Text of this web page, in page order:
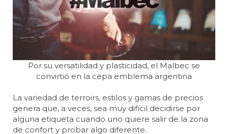
Por su versatilidad y plasticidad, el Malbec se
convirtió en la cepa emblema argentina
La variedad de terroirs, estilos y gamas de precios
genera que, a veces, sea muy difícil decidirse por
alguna etiqueta cuando uno quiere salir de la zona
de confort y probar algo diferente.